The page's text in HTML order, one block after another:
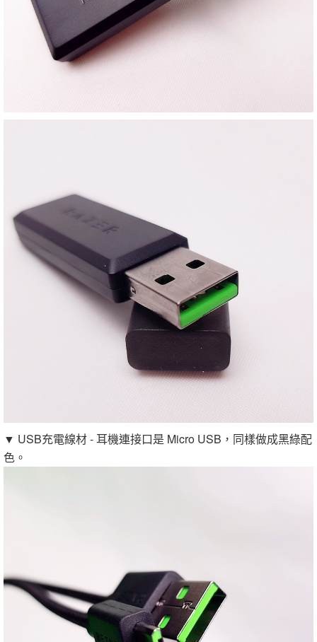
▼ USB充電線材 - 耳機連接口是 Micro USB，同樣做成黑綠配
色。